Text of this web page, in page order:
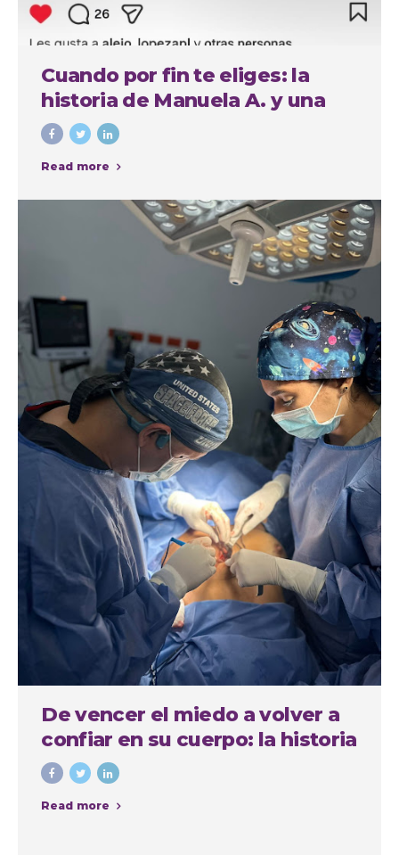
Cuando por fin te eliges: la
historia de Manuela A. y una
experiencia cuidada de
principio a fin
Read more
De vencer el miedo a volver a
confiar en su cuerpo: la historia
de Anna, paciente
internacional en Medellín
Read more